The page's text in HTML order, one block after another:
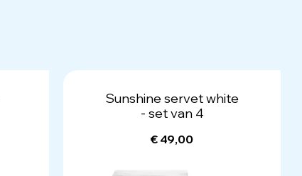
Sunshine servet white
- set van 4
€ 49,00